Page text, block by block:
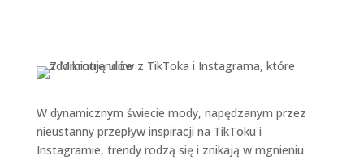
W dynamicznym świecie mody, napędzanym przez
nieustanny przepływ inspiracji na TikToku i
Instagramie, trendy rodzą się i znikają w mgnieniu